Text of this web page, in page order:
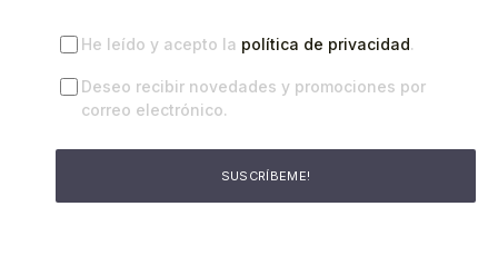
He leído y acepto la política de privacidad.
Deseo recibir novedades y promociones por
correo electrónico.